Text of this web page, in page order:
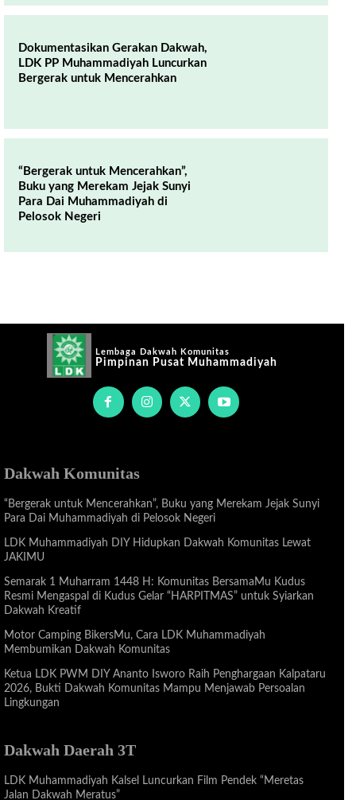
Dokumentasikan Gerakan Dakwah,
LDK PP Muhammadiyah Luncurkan
Bergerak untuk Mencerahkan
“Bergerak untuk Mencerahkan”,
Buku yang Merekam Jejak Sunyi
Para Dai Muhammadiyah di
Pelosok Negeri
Lembaga Dakwah Komunitas
Pimpinan Pusat Muhammadiyah
Dakwah Komunitas
“Bergerak untuk Mencerahkan”, Buku yang Merekam Jejak Sunyi
Para Dai Muhammadiyah di Pelosok Negeri
LDK Muhammadiyah DIY Hidupkan Dakwah Komunitas Lewat
JAKIMU
Semarak 1 Muharram 1448 H: Komunitas BersamaMu Kudus
Resmi Mengaspal di Kudus Gelar “HARPITMAS” untuk Syiarkan
Dakwah Kreatif
Motor Camping BikersMu, Cara LDK Muhammadiyah
Membumikan Dakwah Komunitas
Ketua LDK PWM DIY Ananto Isworo Raih Penghargaan Kalpataru
2026, Bukti Dakwah Komunitas Mampu Menjawab Persoalan
Lingkungan
Dakwah Daerah 3T
LDK Muhammadiyah Kalsel Luncurkan Film Pendek “Meretas
Jalan Dakwah Meratus”